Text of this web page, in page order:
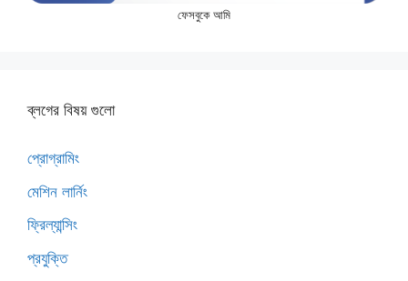
ফেসবুকে আমি
ব্লগের বিষয় গুলো
প্রোগ্রামিং
মেশিন লার্নিং
ফ্রিল্যান্সিং
প্রযুক্তি